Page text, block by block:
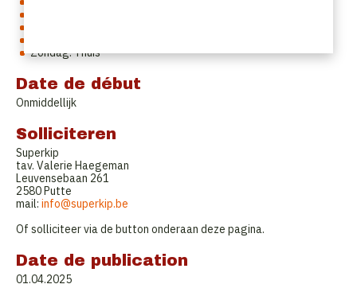
Zondag: Thuis
Date de début
Onmiddellijk
Solliciteren
Superkip
tav. Valerie Haegeman
Leuvensebaan 261
2580 Putte
mail: info@superkip.be
Of solliciteer via de button onderaan deze pagina.
Date de publication
01.04.2025